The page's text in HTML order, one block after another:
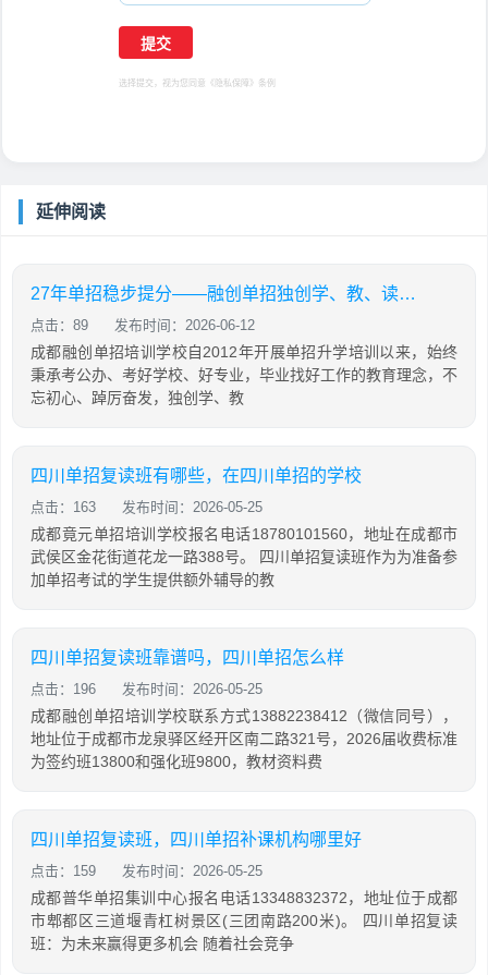
选择提交，视为您同意 《隐私保障》 条例
延伸阅读
27年单招稳步提分——融创单招独创学、教、读、背、练、考六位一体教学模式
点击：89 发布时间：2026-06-12
成都融创单招培训学校自2012年开展单招升学培训以来，始终
秉承考公办、考好学校、好专业，毕业找好工作的教育理念，不
忘初心、踔厉奋发，独创学、教
四川单招复读班有哪些，在四川单招的学校
点击：163 发布时间：2026-05-25
成都竟元单招培训学校报名电话18780101560，地址在成都市
武侯区金花街道花龙一路388号。 四川单招复读班作为为准备参
加单招考试的学生提供额外辅导的教
四川单招复读班靠谱吗，四川单招怎么样
点击：196 发布时间：2026-05-25
成都融创单招培训学校联系方式13882238412（微信同号），
地址位于成都市龙泉驿区经开区南二路321号，2026届收费标准
为签约班13800和强化班9800，教材资料费
四川单招复读班，四川单招补课机构哪里好
点击：159 发布时间：2026-05-25
成都普华单招集训中心报名电话13348832372，地址位于成都
市郫都区三道堰青杠树景区(三团南路200米)。 四川单招复读
班：为未来赢得更多机会 随着社会竞争